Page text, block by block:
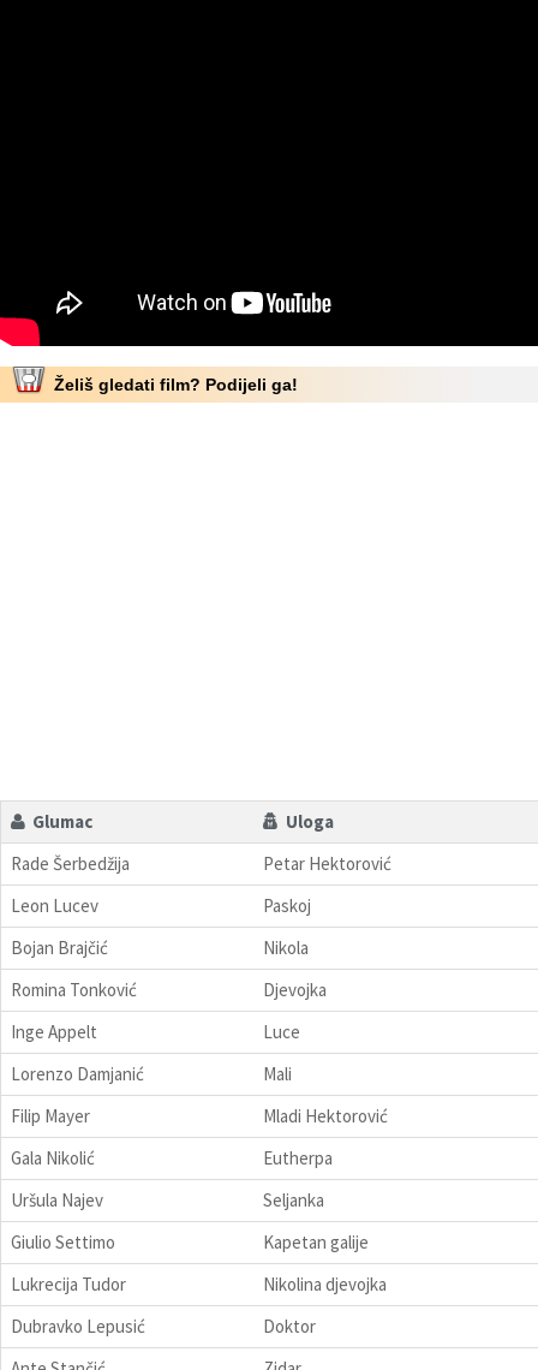
Želiš gledati film? Podijeli ga!
Glumac
Uloga
Rade Šerbedžija
Petar Hektorović
Leon Lucev
Paskoj
Bojan Brajčić
Nikola
Romina Tonković
Djevojka
Inge Appelt
Luce
Lorenzo Damjanić
Mali
Filip Mayer
Mladi Hektorović
Gala Nikolić
Eutherpa
Uršula Najev
Seljanka
Giulio Settimo
Kapetan galije
Lukrecija Tudor
Nikolina djevojka
Dubravko Lepusić
Doktor